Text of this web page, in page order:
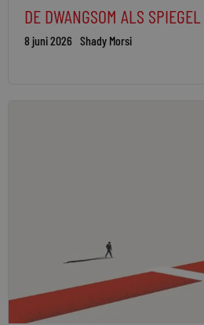
DE DWANGSOM ALS SPIEGEL
8 juni 2026 Shady Morsi